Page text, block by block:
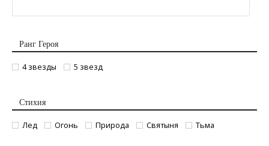
Ранг Героя
4 звезды 5 звезд
Стихия
Лед Огонь Природа Святыня Тьма